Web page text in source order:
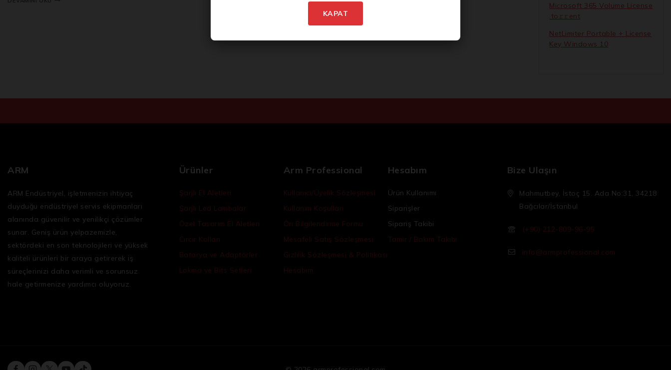
Microsoft 365 Volume License
.tо𝚛𝚛еnt
NetLimiter Portable + License
Key Windows 10
ARM
ARM Endüstriyel, işletmenizin ihtiyaç
duyduğu endüstriyel servis ekipmanları
alanında güvenilir ve yenilikçi çözümler
sunar. Geniş ürün yelpazemizle,
sektördeki en son teknolojileri ve yüksek
kaliteli ürünleri bir araya getirerek iş
süreçlerinizi daha verimli ve sorunsuz
hale getirmenize yardımcı oluyoruz.
Ürünler
Şarjlı El Aletleri
Şarjlı Led Lambalar
Özel Tasarım El Aletleri
Cırcır Kolları
Batarya ve Adaptörler
Lokma ve Bits Setleri
Arm Professional
Kullanıcı/Üyelik Sözleşmesi
Kullanım Koşulları
Ön Bilgilendirme Formu
Mesafeli Satış Sözleşmesi
Gizlilik Sözleşmesi & Politikası
Hesabım
Hesabım
Ürün Kullanımı
Siparişler
Sipariş Takibi
Tamir / Bakım Takibi
Bize Ulaşın
Mahmutbey, İstoç 15. Ada No:31, 34218
Bağcılar/İstanbul
(+90) 212-809-96-95
info@armprofessional.com
KAPAT